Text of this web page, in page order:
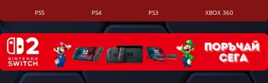
PS5 PS4 PS3 XBOX 360